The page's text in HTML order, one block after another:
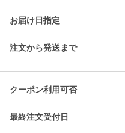
お届け日指定
注文から発送まで
クーポン利用可否
最終注文受付日